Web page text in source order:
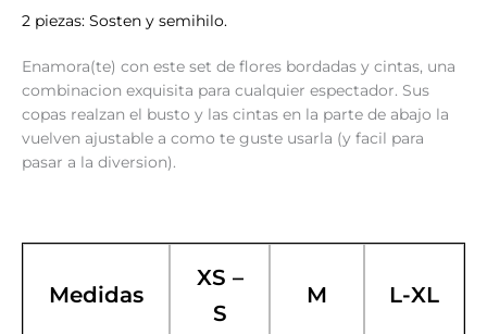
2 piezas: Sosten y semihilo.
Enamora(te) con este set de flores bordadas y cintas, una
combinacion exquisita para cualquier espectador. Sus
copas realzan el busto y las cintas en la parte de abajo la
vuelven ajustable a como te guste usarla (y facil para
pasar a la diversion).
Medidas
XS –
S
M L-XL